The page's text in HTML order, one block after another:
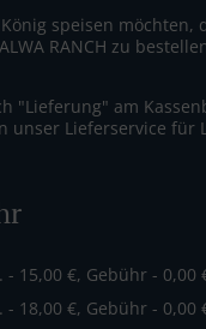
speisen möchten,
RANCH zu
"Lieferung" am
unser Lieferservice für
- 15,00 €, Gebühr - 0,00
- 18,00 €, Gebühr - 0,00